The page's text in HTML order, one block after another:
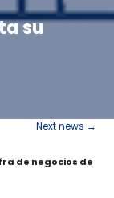
su
Next news →
de negocios de